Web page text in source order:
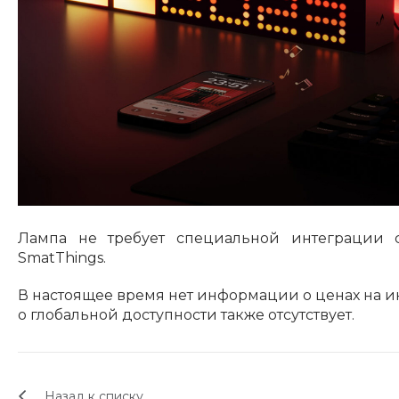
Лампа не требует специальной
SmatThings.
В настоящее время нет информации о ценах на
о глобальной доступности также отсутствует.